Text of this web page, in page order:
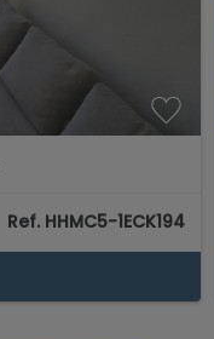
Ref. HHMC5-1ECK194